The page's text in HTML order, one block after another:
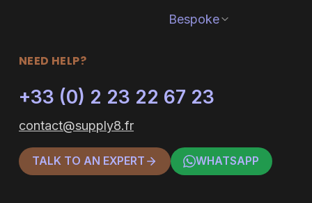
Bespoke
NEED HELP?
+33 (0) 2 23 22 67 23
contact@supply8.fr
TALK TO AN EXPERT